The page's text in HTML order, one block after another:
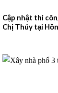
Cập nhật thi
Chị Thúy tại